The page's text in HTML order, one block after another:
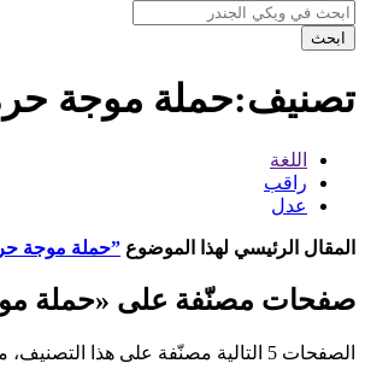
ابحث
تصنيف:حملة موجة
اللغة
راقب
عدل
المقال الرئيسي لهذا الموضوع ”حملة موجة
صفحات مصنّفة على «حملة
الصفحات 5 التالية مصنّفة على هذا التصنيف، من إجمالي 5.